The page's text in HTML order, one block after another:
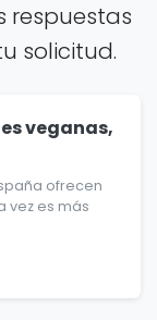
respuestas
solicitud.
veganas,
ofrecen
vez es más